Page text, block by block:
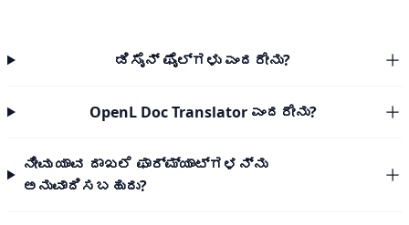
ಡಿಸೈನ್ ಫೈಲ್‌ಗಳು ಎಂದರೇನು?
OpenL Doc Translator ಎಂದರೇನು?
ನೀವು ಯಾವ ದಾಖಲೆ ಫಾರ್ಮ್ಯಾಟ್‌ಗಳನ್ನು
ಅನುವಾದಿಸಬಹುದು?